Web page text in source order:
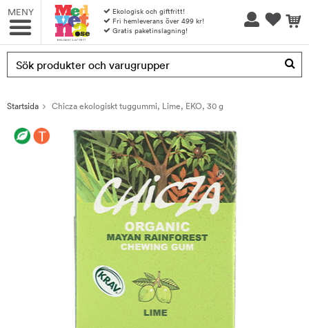
MENY
Ekologisk och giftfritt!
Fri hemleverans över 499 kr!
Gratis paketinslagning!
Produkten har blivit tillagd i varukorgen
Startsida Chicza ekologiskt tuggummi, Lime, EKO, 30 g